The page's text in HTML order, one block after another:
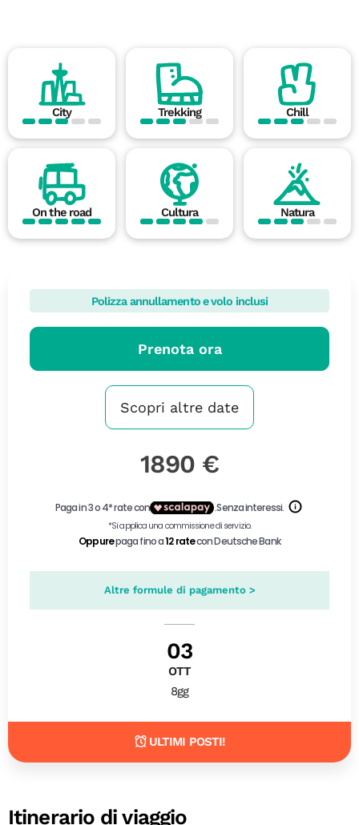
City Trekking Chill
On the road Cultura Natura
Polizza annullamento e volo inclusi
Prenota ora
Scopri altre date
1890 €
Altre formule di pagamento >
03
OTT
8gg
ULTIMI POSTI!
Itinerario di viaggio